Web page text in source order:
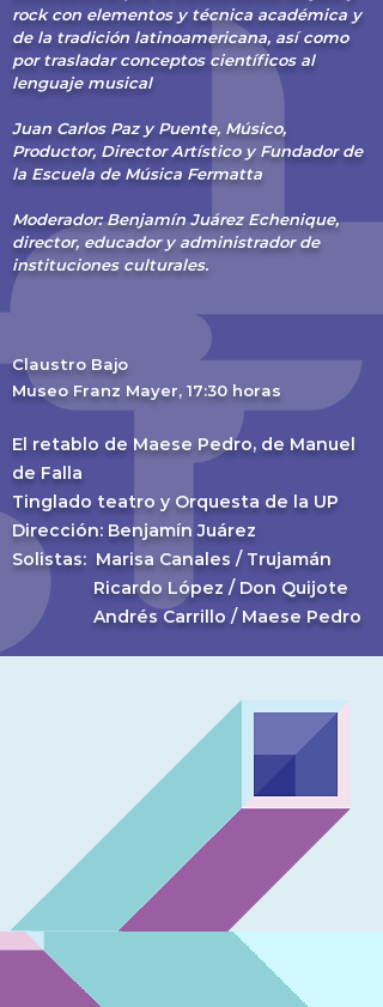
rock con elementos y técnica académica y
de la tradición latinoamericana, así como
por trasladar conceptos científicos al
lenguaje musical
Juan Carlos Paz y Puente, Músico,
Productor, Director Artístico y Fundador de
la Escuela de Música Fermatta
Moderador: Benjamín Juárez Echenique,
director, educador y administrador de
instituciones culturales.
Claustro Bajo
Museo Franz Mayer, 17:30 horas
El retablo de Maese Pedro, de Manuel
de Falla
Tinglado teatro y Orquesta de la UP
Dirección: Benjamín Juárez
Solistas: Marisa Canales / Trujamán
Ricardo López / Don Quijote
Andrés Carrillo / Maese Pedro